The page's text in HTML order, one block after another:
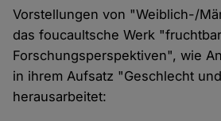
Vorstellungen von "Weiblich-/
das foucaultsche Werk
Forschungsperspektiven", wie
in ihrem Aufsatz "Geschlecht
herausarbeitet: